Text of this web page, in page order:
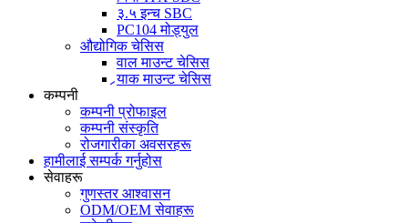
३.५ इन्च SBC
PC104 मोड्युल
औद्योगिक चेसिस
वाल माउन्ट चेसिस
र्‍याक माउन्ट चेसिस
कम्पनी
कम्पनी प्रोफाइल
कम्पनी संस्कृति
रोजगारीका अवसरहरू
हामीलाई सम्पर्क गर्नुहोस
सेवाहरू
गुणस्तर आश्वासन
ODM/OEM सेवाहरू